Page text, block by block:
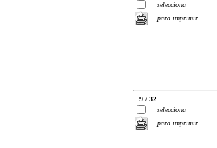
selecciona
para imprimir
9 / 32
selecciona
para imprimir